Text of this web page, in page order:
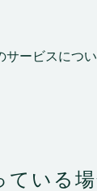
サービスにつ
ている